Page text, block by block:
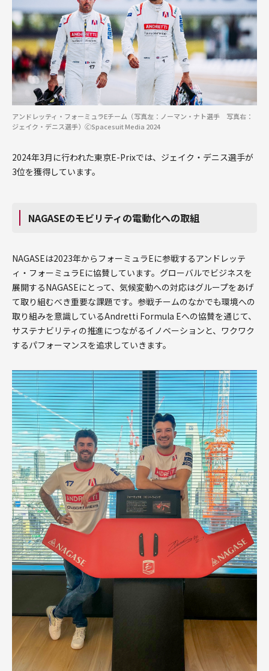
アンドレッティ・フォーミュラEチーム（写真左：ノーマン・ナト選手 写真右：
ジェイク・デニス選手）🄫Spacesuit Media 2024
2024年3月に行われた東京E-Prixでは、ジェイク・デニス選手が
3位を獲得しています。
NAGASEのモビリティの電動化への取組
NAGASEは2023年からフォーミュラEに参戦するアンドレッテ
ィ・フォーミュラEに協賛しています。グローバルでビジネスを
展開するNAGASEにとって、気候変動への対応はグループをあげ
て取り組むべき重要な課題です。参戦チームのなかでも環境への
取り組みを意識しているAndretti Formula Eへの協賛を通じて、
サステナビリティの推進につながるイノベーションと、ワクワク
するパフォーマンスを追求していきます。